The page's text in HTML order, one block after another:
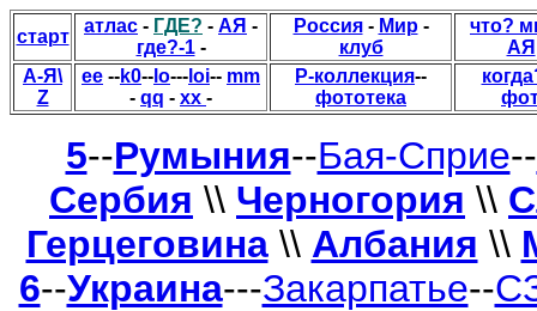
старт
атлас - ГДЕ? - АЯ -
где?-1-
Россия- Мир-
клуб
что?
АЯ
А-Я\
Z
ee --k0-- lo--- loi-- mm
- qq - xx -
Р-коллекция--
фототека
5--Румыния--Бая-Сприе--
Сербия \\ Черногория \\
Герцеговина\\ Албания \\
6--Украина---Закарпатье--